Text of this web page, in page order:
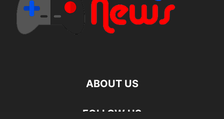
ABOUT US
FOLLOW US